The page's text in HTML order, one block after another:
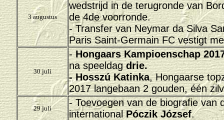
3 augustus
wedstrijd in de terugronde van
de 4de voorronde.
- Transfer van Neymar da Silva
Paris Saint-Germain FC vestigt
30 juli
-Hongaars Kampioenschap
na speeldagdrie.
- Hosszú Katinka, Hongaarse
2017 langebaan 2 gouden, één
29 juli
- Toevoegen van de biografie van
internationalPóczik József.